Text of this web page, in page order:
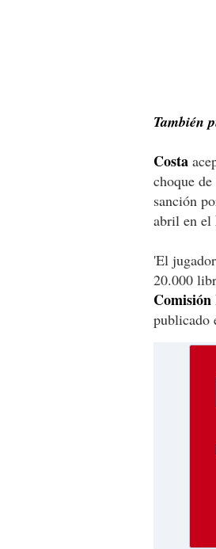
También
Costa
choque
sanción
abril en el
'El
20.000
publicado